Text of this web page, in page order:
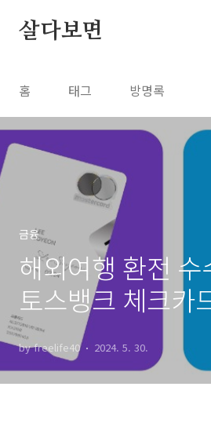
살다보면
홈 태그 방명록
금융
해외여행 환전
토스뱅크 체크카
by freelife40 2024. 5. 30.